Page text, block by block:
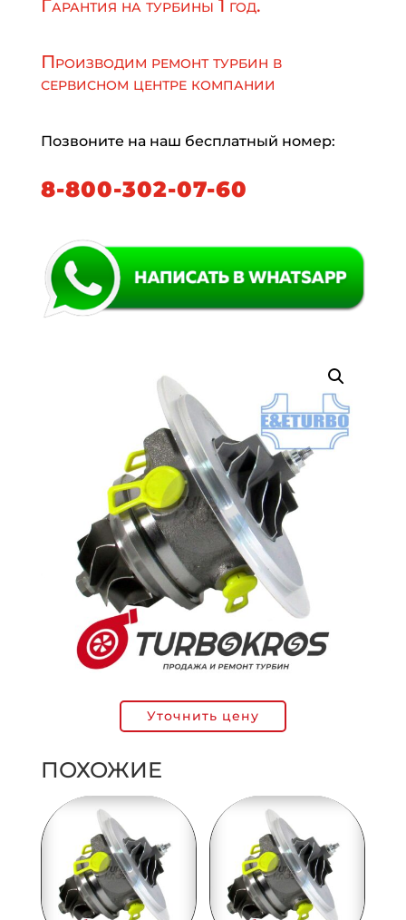
Гарантия на турбины 1 год.
Производим ремонт турбин в
сервисном центре компании
Позвоните на наш бесплатный номер:
8-800-302-07-60
Уточнить цену
ПОХОЖИЕ